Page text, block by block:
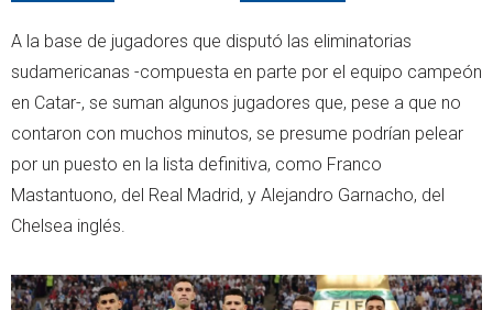
A la base de jugadores que disputó las eliminatorias
sudamericanas -compuesta en parte por el equipo campeón
en Catar-, se suman algunos jugadores que, pese a que no
contaron con muchos minutos, se presume podrían pelear
por un puesto en la lista definitiva, como Franco
Mastantuono, del Real Madrid, y Alejandro Garnacho, del
Chelsea inglés.